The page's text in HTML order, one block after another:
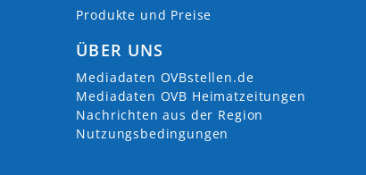
Produkte und Preise
ÜBER UNS
Mediadaten OVBstellen.de
Mediadaten OVB Heimatzeitungen
Nachrichten aus der Region
Nutzungsbedingungen